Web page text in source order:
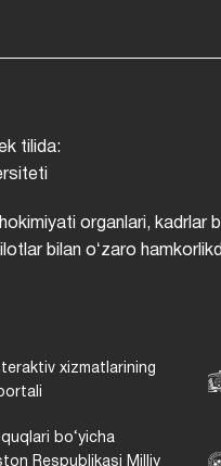
tilida:
organlari, kadrlar
bilan oʻzaro
xizmatlarining
bo‘yicha
Respublikasi Milliy